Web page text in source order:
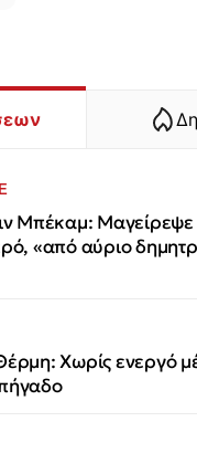
Μπέκαμ: Μαγείρεψε
«από αύριο
Χωρίς ενεργό